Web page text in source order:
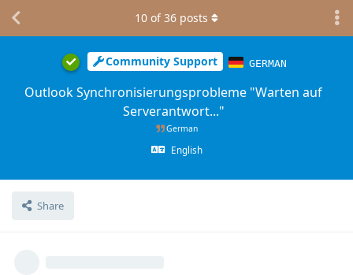
Community Support GERMAN
Outlook Synchronisierungsprobleme "Warten auf
Serverantwort..."
German
English
Share
10 of36 posts